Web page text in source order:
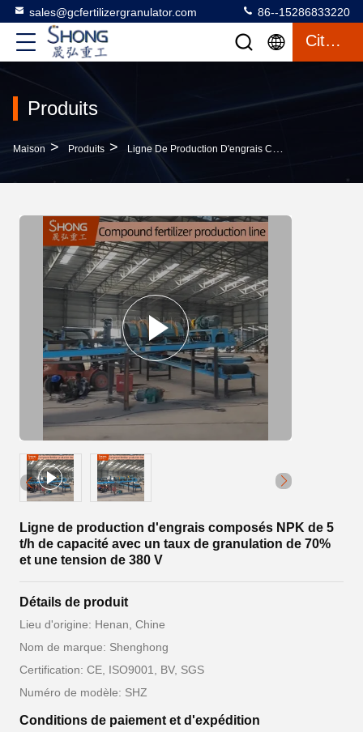
sales@gcfertilizergranulator.com 86--15286833220
Citation
Produits
Maison > Produits > Ligne De Production D'engrais Composés
Ligne de production d'engrais composés NPK de 5
t/h de capacité avec un taux de granulation de 70%
et une tension de 380 V
Détails de produit
Lieu d'origine: Henan, Chine
Nom de marque: Shenghong
Certification: CE, ISO9001, BV, SGS
Numéro de modèle: SHZ
Conditions de paiement et d'expédition